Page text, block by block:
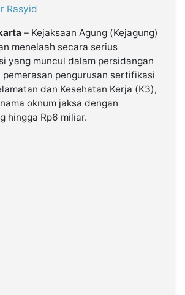
Rasyid
– Kejaksaan Agung (Kejagung)
menelaah secara serius
yang muncul dalam persidangan
pemerasan pengurusan sertifikasi
dan Kesehatan Kerja (K3),
oknum jaksa dengan
hingga Rp6 miliar.